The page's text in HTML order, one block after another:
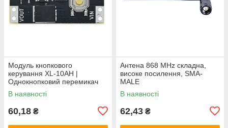
Модуль кнопкового
керування XL-10AH |
Однокнопковий перемикач
10A | Модуль з фіксацією |
Широкий діапазон
В наявності
60,18 ₴
Антена 868 MHz складна,
високе посилення, SMA-
MALE
В наявності
62,43 ₴